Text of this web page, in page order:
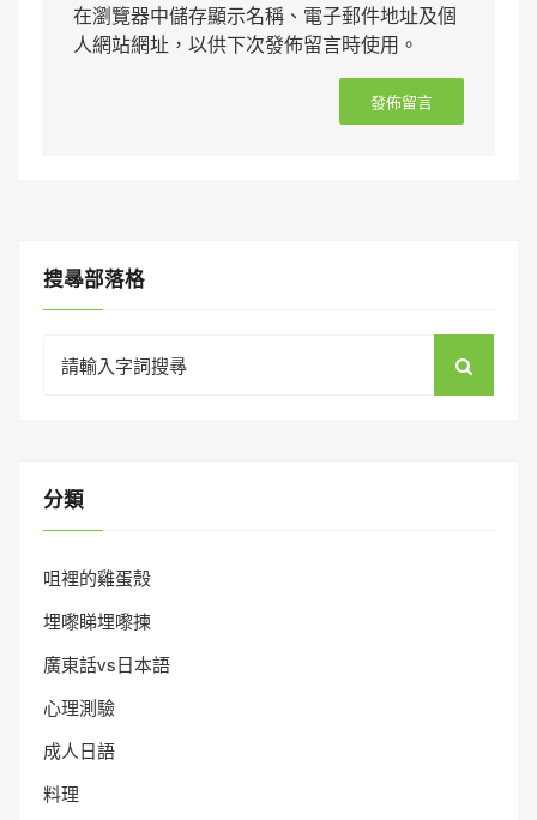
在瀏覽器中儲存顯示名稱、電子郵件地址及個
人網站網址，以供下次發佈留言時使用。
搜㝷部落格
for:
分類
咀裡的雞蛋殼
埋嚟睇埋嚟揀
廣東話vs日本語
心理測驗
成人日語
料理